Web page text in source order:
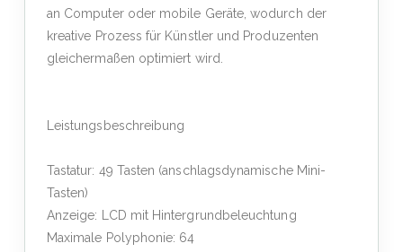
an Computer oder mobile Geräte, wodurch der
kreative Prozess für Künstler und Produzenten
gleichermaßen optimiert wird.
Leistungsbeschreibung
Tastatur: 49 Tasten (anschlagsdynamische Mini-
Tasten)
Anzeige: LCD mit Hintergrundbeleuchtung
Maximale Polyphonie: 64